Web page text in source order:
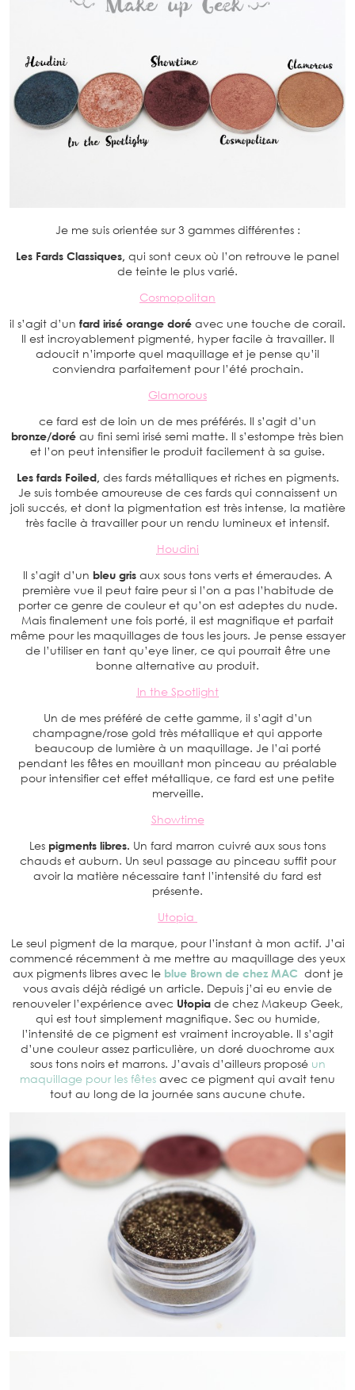
Je me suis orientée sur 3 gammes différentes :
Les Fards Classiques, qui sont ceux où l’on retrouve le panel
de teinte le plus varié.
Cosmopolitan
il s’agit d’un fard irisé orange doré avec une touche de corail.
Il est incroyablement pigmenté, hyper facile à travailler. Il
adoucit n’importe quel maquillage et je pense qu’il
conviendra parfaitement pour l’été prochain.
Glamorous
ce fard est de loin un de mes préférés. Il s’agit d’un
bronze/doré au fini semi irisé semi matte. Il s’estompe très bien
et l’on peut intensifier le produit facilement à sa guise.
Les fards Foiled, des fards métalliques et riches en pigments.
Je suis tombée amoureuse de ces fards qui connaissent un
joli succés, et dont la pigmentation est très intense, la matière
très facile à travailler pour un rendu lumineux et intensif.
Houdini
Il s’agit d’un bleu gris aux sous tons verts et émeraudes. A
première vue il peut faire peur si l’on a pas l’habitude de
porter ce genre de couleur et qu’on est adeptes du nude.
Mais finalement une fois porté, il est magnifique et parfait
même pour les maquillages de tous les jours. Je pense essayer
de l’utiliser en tant qu’eye liner, ce qui pourrait être une
bonne alternative au produit.
In the Spotlight
Un de mes préféré de cette gamme, il s’agit d’un
champagne/rose gold très métallique et qui apporte
beaucoup de lumière à un maquillage. Je l’ai porté
pendant les fêtes en mouillant mon pinceau au préalable
pour intensifier cet effet métallique, ce fard est une petite
merveille.
Showtime
Les pigments libres. Un fard marron cuivré aux sous tons
chauds et auburn. Un seul passage au pinceau suffit pour
avoir la matière nécessaire tant l’intensité du fard est
présente.
Utopia
Le seul pigment de la marque, pour l’instant à mon actif. J’ai
commencé récemment à me mettre au maquillage des yeux
aux pigments libres avec leblue Brown de chez MAC dont je
vous avais déjà rédigé un article. Depuis j’ai eu envie de
renouveler l’expérience avec Utopiade chez Makeup Geek,
qui est tout simplement magnifique. Sec ou humide,
l’intensité de ce pigment est vraiment incroyable. Il s’agit
d’une couleur assez particulière, un doré duochrome aux
sous tons noirs et marrons. J’avais d’ailleurs proposéun
maquillage pour les fêtes avec ce pigment qui avait tenu
tout au long de la journée sans aucune chute.